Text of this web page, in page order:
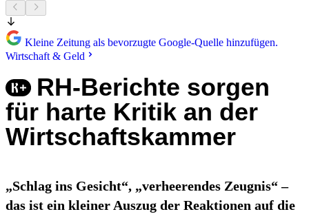
Kleine Zeitung als bevorzugte Google-Quelle hinzufügen.
Wirtschaft & Geld
RH-Berichte sorgen
für harte Kritik an der
Wirtschaftskammer
„Schlag ins Gesicht“, „verheerendes Zeugnis“ –
das ist ein kleiner Auszug der Reaktionen auf die